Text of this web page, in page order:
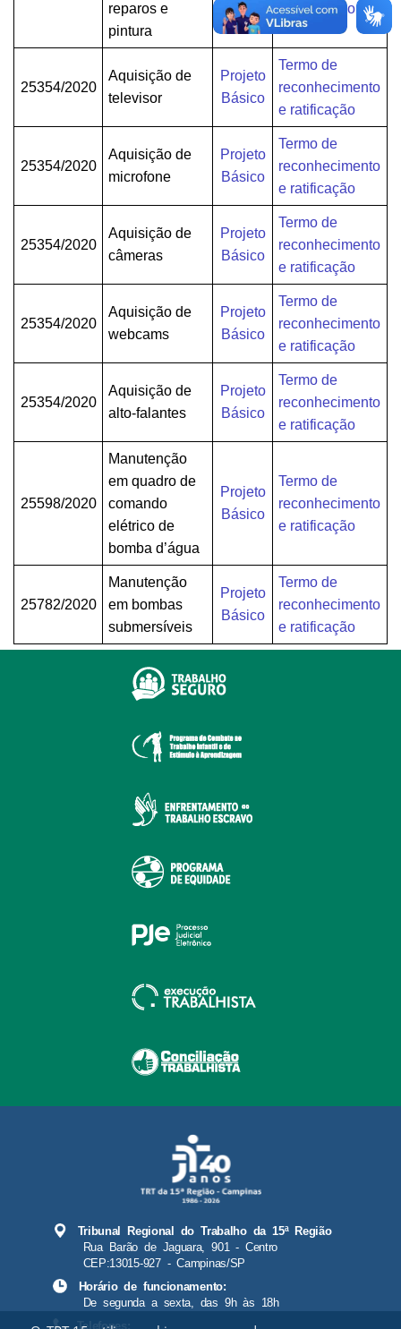
reparos e
pintura
e ratificação
25354/2020
Aquisição de
televisor
Projeto
Básico
Termo de
reconhecimento
e ratificação
25354/2020
Aquisição de
microfone
Projeto
Básico
Termo de
reconhecimento
e ratificação
25354/2020
Aquisição de
câmeras
Projeto
Básico
Termo de
reconhecimento
e ratificação
25354/2020
Aquisição de
webcams
Projeto
Básico
Termo de
reconhecimento
e ratificação
25354/2020
Aquisição de
alto-falantes
Projeto
Básico
Termo de
reconhecimento
e ratificação
25598/2020
Manutenção
em quadro de
comando
elétrico de
bomba d’água
Projeto
Básico
Termo de
reconhecimento
e ratificação
25782/2020
Manutenção
em bombas
submersíveis
Projeto
Básico
Termo de
reconhecimento
e ratificação
Tribunal Regional do Trabalho da 15ª Região
Rua Barão de Jaguara, 901 - Centro
CEP:13015-927 - Campinas/SP
Horário de funcionamento:
De segunda a sexta, das 9h às 18h
Telefones: